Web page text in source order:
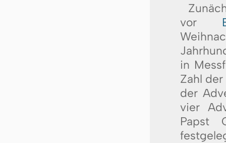
vor
in
Zahl
der
vier
Papst